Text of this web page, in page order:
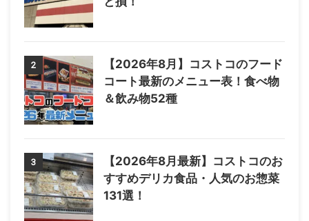
2
【2026年8月】コストコのフード
コート最新のメニュー表！食べ物
＆飲み物52種
3
【2026年8月最新】コストコのお
すすめデリカ食品・人気のお惣菜
131選！